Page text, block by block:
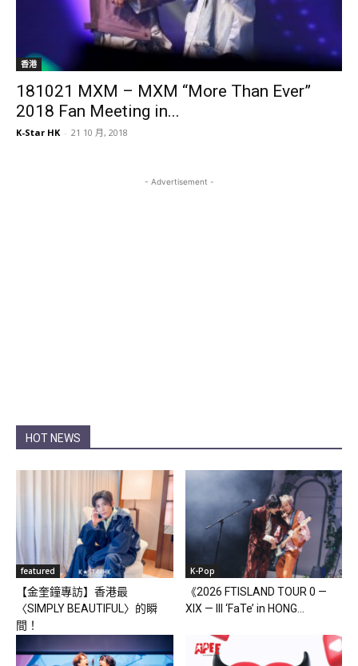
香港
181021 MXM – MXM “More Than Ever”
2018 Fan Meeting in...
K-Star HK - 21 10 月, 2018
- Advertisement -
HOT NEWS
featured
【金奎鐘專訪】香港最
〈SIMPLY BEAUTIFUL〉的瞬
間！
K-Pop
《2026 FTISLAND TOUR 0 —
XIX — III ‘FaTe’ in HONG...